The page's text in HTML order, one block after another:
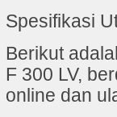
Spesifikasi
Berikut
F 300 LV,
online dan